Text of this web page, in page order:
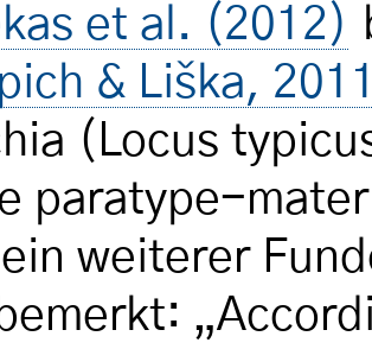
et al. (2012)
& Liška,
(Locus
paratype-
weiterer